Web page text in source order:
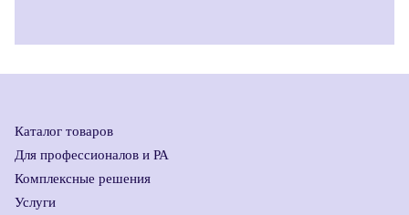
Каталог товаров
Для профессионалов и РА
Комплексные решения
Услуги